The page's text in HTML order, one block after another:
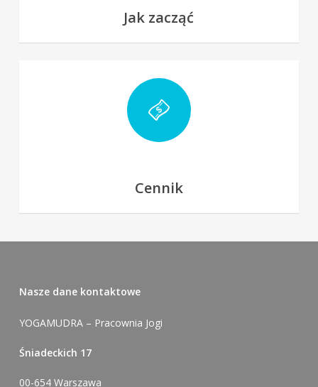
Jak zacząć
Cennik
Nasze dane kontaktowe
YOGAMUDRA – Pracownia Jogi
Śniadeckich 17
00-654 Warszawa